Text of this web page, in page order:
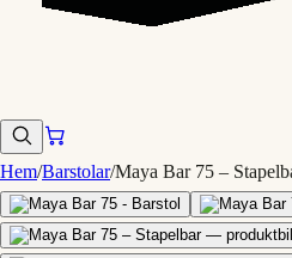
Hem/Barstolar/Maya Bar 75 –